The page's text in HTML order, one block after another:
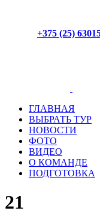
+375 (25)
ГЛАВНАЯ
ВЫБРАТЬ ТУР
НОВОСТИ
ФОТО
ВИДЕО
О КОМАНДЕ
ПОДГОТОВКА
21